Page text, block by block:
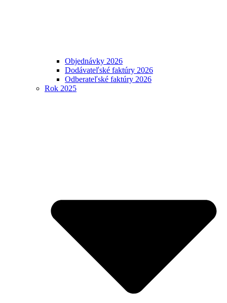
Objednávky 2026
Dodávateľské faktúry 2026
Odberateľské faktúry 2026
Rok 2025